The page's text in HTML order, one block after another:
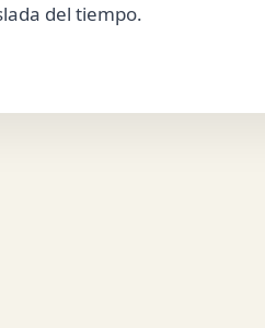
del tiempo.